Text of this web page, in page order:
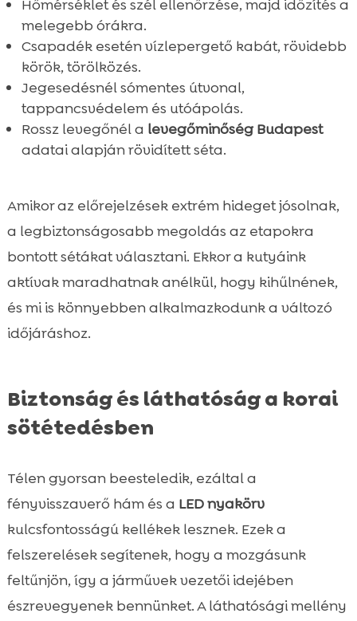
Hőmérséklet és szél ellenőrzése, majd időzítés a
melegebb órákra.
Csapadék esetén vízlepergető kabát, rövidebb
körök, törölközés.
Jegesedésnél sómentes útvonal,
tappancsvédelem és utóápolás.
Rossz levegőnél a levegőminőség Budapest
adatai alapján rövidített séta.
Amikor az előrejelzések extrém hideget jósolnak,
a legbiztonságosabb megoldás az etapokra
bontott sétákat választani. Ekkor a kutyáink
aktívak maradhatnak anélkül, hogy kihűlnének,
és mi is könnyebben alkalmazkodunk a változó
időjáráshoz.
Biztonság és láthatóság a korai
sötétedésben
Télen gyorsan beesteledik, ezáltal a
fényvisszaverő hám és a LED nyakörv
kulcsfontosságú kellékek lesznek. Ezek a
felszerelések segítenek, hogy a mozgásunk
feltűnjön, így a járművek vezetői idejében
észrevegyenek bennünket. A láthatósági mellény